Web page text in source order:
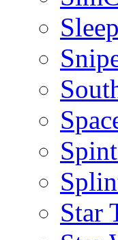
Star